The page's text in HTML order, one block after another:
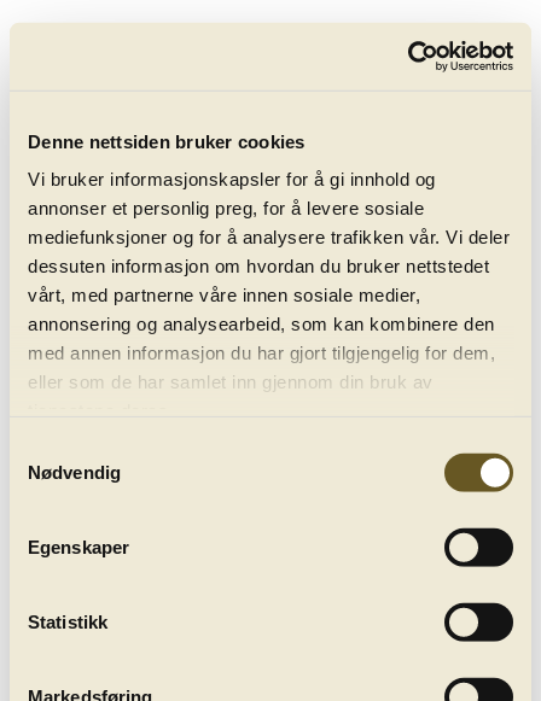
Denne nettsiden bruker cookies
Vi bruker informasjonskapsler for å gi innhold og
annonser et personlig preg, for å levere sosiale
mediefunksjoner og for å analysere trafikken vår. Vi deler
dessuten informasjon om hvordan du bruker nettstedet
vårt, med partnerne våre innen sosiale medier,
annonsering og analysearbeid, som kan kombinere den
med annen informasjon du har gjort tilgjengelig for dem,
eller som de har samlet inn gjennom din bruk av
Nødvendig
Egenskaper
Statistikk
Markedsføring
Bergenphilive keyboard_arrow_right Upcoming live streams
Upcoming live streams
works by Mozart, Brahms and Verdi. Norwegian classics by
Halvorsen, Svendsen, Grieg and Sæverud. You can now search